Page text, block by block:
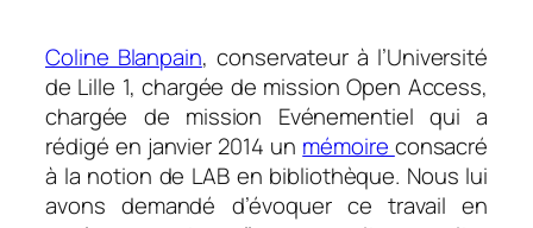
Coline Blanpain, conservateur à l’Université
de Lille 1, chargée de mission Open Access,
chargée de mission Evénementiel qui a
rédigé en janvier 2014 un mémoire consacré
à la notion de LAB en bibliothèque. Nous lui
avons demandé d’évoquer ce travail en